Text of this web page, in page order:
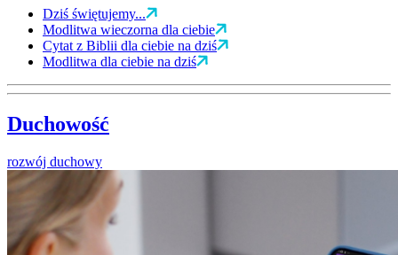
Dziś świętujemy...
Modlitwa wieczorna dla ciebie
Cytat z Biblii dla ciebie na dziś
Modlitwa dla ciebie na dziś
Duchowość
rozwój duchowy